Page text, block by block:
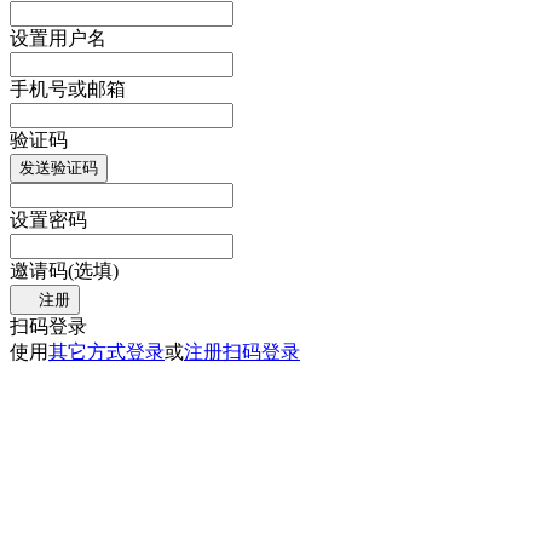
设置用户名
手机号或邮箱
验证码
发送验证码
设置密码
邀请码(选填)
注册
扫码登录
使用其它方式登录或注册扫码登录